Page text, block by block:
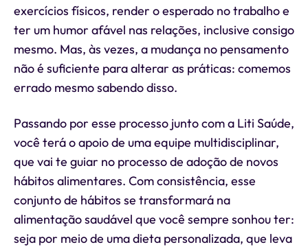
exercícios físicos, render o esperado no trabalho e
ter um humor afável nas relações, inclusive consigo
mesmo. Mas, às vezes, a mudança no pensamento
não é suficiente para alterar as práticas: comemos
errado mesmo sabendo disso.
Passando por esse processo junto com a Liti Saúde,
você terá o apoio de uma equipe multidisciplinar,
que vai te guiar no processo de adoção de novos
hábitos alimentares. Com consistência, esse
conjunto de hábitos se transformará na
alimentação saudável que você sempre sonhou ter:
seja por meio de uma dieta personalizada, que leva